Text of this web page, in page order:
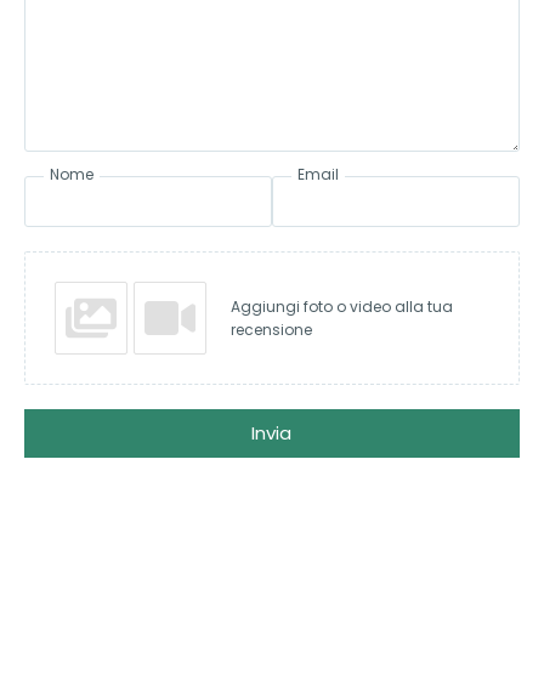
Nome Email
Aggiungi foto o video alla tua
recensione
Invia